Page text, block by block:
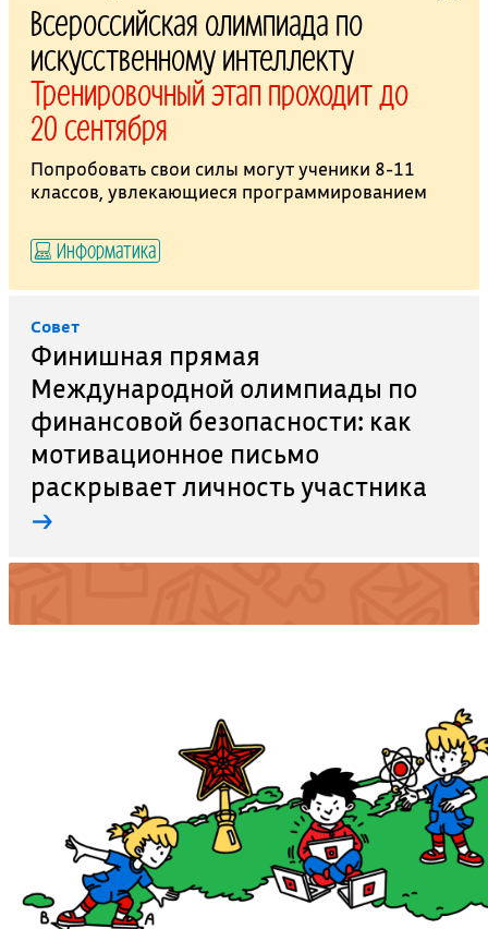
Всероссийская олимпиада по
искусственному интеллекту
Тренировочный этап проходит до
20 сентября
Попробовать свои силы могут ученики 8-11
классов, увлекающиеся программированием
Информатика
Совет
Финишная прямая
Международной олимпиады по
финансовой безопасности: как
мотивационное письмо
раскрывает личность участника
→